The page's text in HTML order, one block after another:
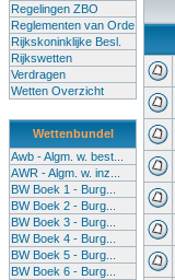
Regelingen ZBO
Reglementen van Orde
Rijkskoninklijke Besl.
Rijkswetten
Verdragen
Wetten Overzicht
Wettenbundel
Awb - Algm. w. best...
AWR - Algm. w. inz...
BW Boek 1 - Burg...
BW Boek 2 - Burg...
BW Boek 3 - Burg...
BW Boek 4 - Burg...
BW Boek 5 - Burg...
BW Boek 6 - Burg...